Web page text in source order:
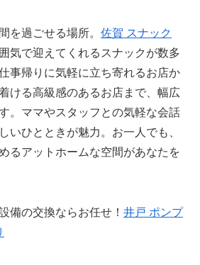
を過ごせる場所。 佐賀 スナック
気で迎えてくれるスナックが数多
事帰りに気軽に立ち寄れるお店か
ける高級感のあるお店まで、幅広
。ママやスタッフとの気軽な会話
いひとときが魅力。お一人でも、
るアットホームな空間があなたを
備の交換ならお任せ！ 井戸 ポンプ